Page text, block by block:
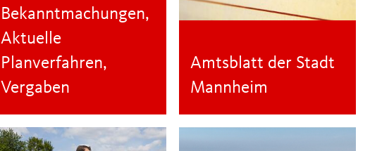
Bekanntmachungen,
Aktuelle
Planverfahren,
Vergaben
Amtsblatt der Stadt
Mannheim